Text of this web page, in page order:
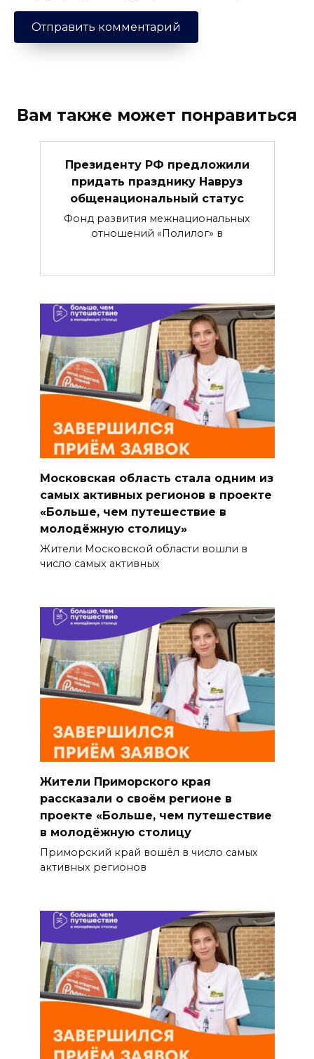
Вам также может понравиться
Президенту РФ предложили
придать празднику Навруз
общенациональный статус
Фонд развития межнациональных
отношений «Полилог» в
Московская область стала одним из
самых активных регионов в проекте
«Больше, чем путешествие в
молодёжную столицу»
Жители Московской области вошли в
число самых активных
Жители Приморского края
рассказали о своём регионе в
проекте «Больше, чем путешествие
в молодёжную столицу
Приморский край вошёл в число самых
активных регионов